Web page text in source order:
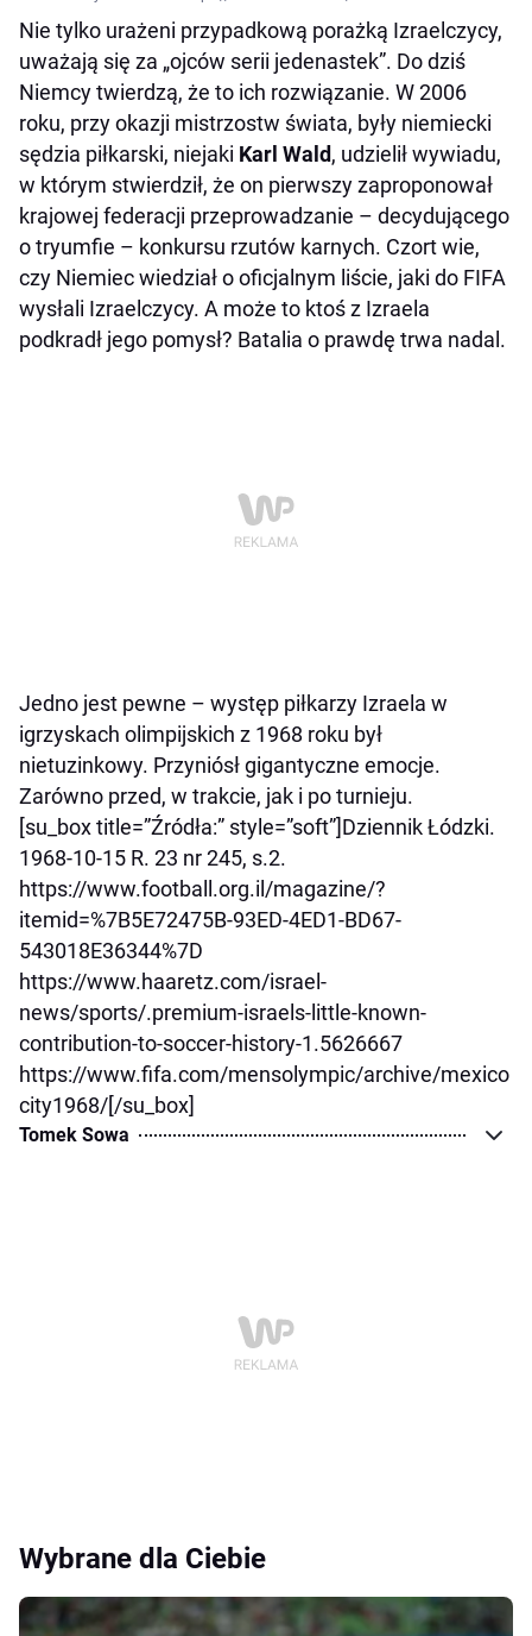
Nie tylko urażeni przypadkową porażką Izraelczycy,
uważają się za „ojców serii jedenastek”. Do dziś
Niemcy twierdzą, że to ich rozwiązanie. W 2006
roku, przy okazji mistrzostw świata, były niemiecki
sędzia piłkarski, niejaki Karl Wald, udzielił wywiadu,
w którym stwierdził, że on pierwszy zaproponował
krajowej federacji przeprowadzanie – decydującego
o tryumfie – konkursu rzutów karnych. Czort wie,
czy Niemiec wiedział o oficjalnym liście, jaki do FIFA
wysłali Izraelczycy. A może to ktoś z Izraela
podkradł jego pomysł? Batalia o prawdę trwa nadal.
Jedno jest pewne – występ piłkarzy Izraela w
igrzyskach olimpijskich z 1968 roku był
nietuzinkowy. Przyniósł gigantyczne emocje.
Zarówno przed, w trakcie, jak i po turnieju.
[su_box title=”Źródła:” style=”soft”]Dziennik Łódzki.
1968-10-15 R. 23 nr 245, s.2.
https://www.football.org.il/magazine/?
itemid=%7B5E72475B-93ED-4ED1-BD67-
543018E36344%7D
https://www.haaretz.com/israel-
news/sports/.premium-israels-little-known-
contribution-to-soccer-history-1.5626667
https://www.fifa.com/mensolympic/archive/mexico
city1968/[/su_box]
Tomek Sowa
Wybrane dla Ciebie